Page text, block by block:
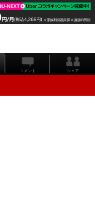
コメント シェア